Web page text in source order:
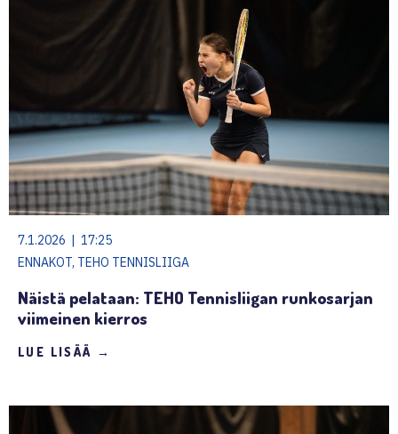
7.1.2026 | 17:25
ENNAKOT, TEHO TENNISLIIGA
Näistä pelataan: TEHO Tennisliigan runkosarjan
viimeinen kierros
LUE LISÄÄ →